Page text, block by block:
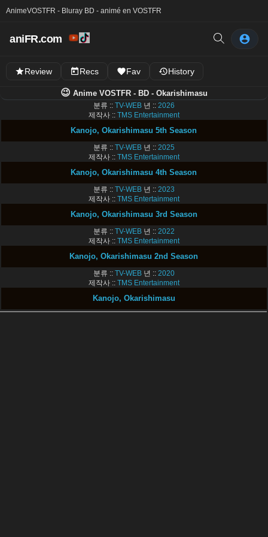
AnimeVOSTFR - Bluray BD - animé en VOSTFR
aniFR.com
Review Recs Fav History
😉 Anime VOSTFR - BD - Okarishimasu
분류 :: TV-WEB년 :: 2026
제작사 :: TMS Entertainment
Kanojo, Okarishimasu 5th Season
분류 :: TV-WEB년 :: 2025
제작사 :: TMS Entertainment
Kanojo, Okarishimasu 4th Season
분류 :: TV-WEB년 :: 2023
제작사 :: TMS Entertainment
Kanojo, Okarishimasu 3rd Season
분류 :: TV-WEB년 :: 2022
제작사 :: TMS Entertainment
Kanojo, Okarishimasu 2nd Season
분류 :: TV-WEB년 :: 2020
제작사 :: TMS Entertainment
Kanojo, Okarishimasu